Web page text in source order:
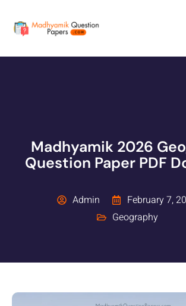
Madhyamik 2026
Question Paper PDF
Admin
February 7,
Geography